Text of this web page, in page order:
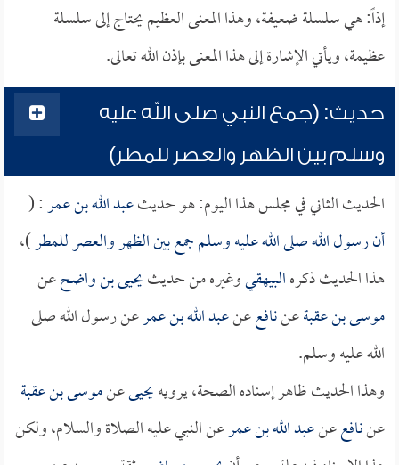
إذاً: هي سلسلة ضعيفة، وهذا المعنى العظيم يحتاج إلى سلسلة
عظيمة، ويأتي الإشارة إلى هذا المعنى بإذن الله تعالى.
حديث: (جمع النبي صلى الله عليه
وسلم بين الظهر والعصر للمطر)
الحديث الثاني في مجلس هذا اليوم: هو حديثعبد الله بن عمر: (
أن رسول الله صلى الله عليه وسلم جمع بين الظهر والعصر للمطر)،
هذا الحديث ذكرهالبيهقيوغيره من حديثيحيى بن واضحعن
موسى بن عقبةعننافععنعبد الله بن عمرعن رسول الله صلى
الله عليه وسلم.
وهذا الحديث ظاهر إسناده الصحة، يرويهيحيىعنموسى بن عقبة
عننافععنعبد الله بن عمرعن النبي عليه الصلاة والسلام، ولكن